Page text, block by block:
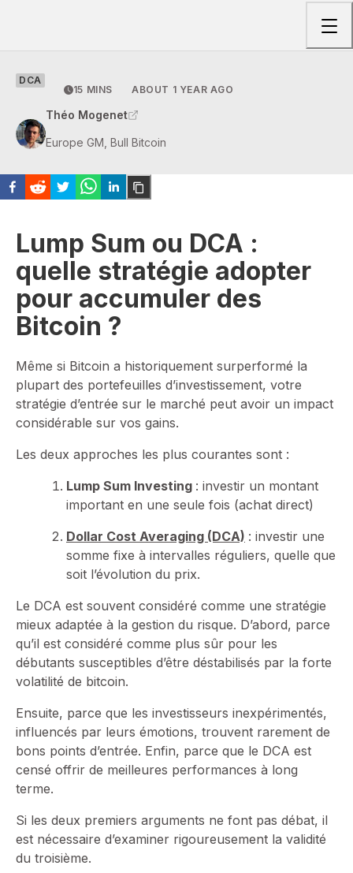
DCA
15 MINS
ABOUT 1 YEAR AGO
Théo Mogenet
Europe GM, Bull Bitcoin
Lump Sum ou DCA :
quelle stratégie adopter
pour accumuler des
Bitcoin ?
Même si Bitcoin a historiquement surperformé la
plupart des portefeuilles d’investissement, votre
stratégie d’entrée sur le marché peut avoir un impact
considérable sur vos gains.
Les deux approches les plus courantes sont :
Lump Sum Investing : investir un montant
important en une seule fois (achat direct)
Dollar Cost Averaging (DCA) : investir une
somme fixe à intervalles réguliers, quelle que
soit l’évolution du prix.
Le DCA est souvent considéré comme une stratégie
mieux adaptée à la gestion du risque. D’abord, parce
qu’il est considéré comme plus sûr pour les
débutants susceptibles d’être déstabilisés par la forte
volatilité de bitcoin.
Ensuite, parce que les investisseurs inexpérimentés,
influencés par leurs émotions, trouvent rarement de
bons points d’entrée. Enfin, parce que le DCA est
censé offrir de meilleures performances à long
terme.
Si les deux premiers arguments ne font pas débat, il
est nécessaire d’examiner rigoureusement la validité
du troisième.